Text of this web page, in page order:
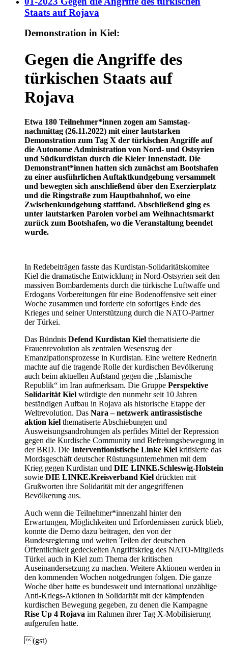
Staats auf Rojava
Demonstration in Kiel:
Gegen die Angriffe des
türkischen Staats auf
Rojava
Etwa 180 Teilnehmer*innen zogen am Samstag-
nachmittag (26.11.2022) mit einer lautstarken
Demonstration zum Tag X der türkischen Angriffe auf
die Autonome Administration von Nord- und Ostsyrien
und Südkurdistan durch die Kieler Innenstadt. Die
Demonstrant*innen hatten sich zunächst am Bootshafen
zu einer ausführlichen Auftaktkundgebung versammelt
und bewegten sich anschließend über den Exerzierplatz
und die Ringstraße zum Hauptbahnhof, wo eine
Zwischenkundgebung stattfand. Abschließend ging es
unter lautstarken Parolen vorbei am Weihnachtsmarkt
zurück zum Bootshafen, wo die Veranstaltung beendet
wurde.
In Redebeiträgen fasste das Kurdistan-Solidaritätskomitee
Kiel die dramatische Entwicklung in Nord-Ostsyrien seit den
massiven Bombardements durch die türkische Luftwaffe und
Erdogans Vorbereitungen für eine Bodenoffensive seit einer
Woche zusammen und forderte ein sofortiges Ende des
Krieges und seiner Unterstützung durch die NATO-Partner
der Türkei.
Das Bündnis Defend Kurdistan Kiel thematisierte die
Frauenrevolution als zentralen Wesenszug der
Emanzipationsprozesse in Kurdistan. Eine weitere Rednerin
machte auf die tragende Rolle der kurdischen Bevölkerung
auch beim aktuellen Aufstand gegen die „Islamische
Republik“ im Iran aufmerksam. Die Gruppe Perspektive
Solidarität Kiel würdigte den nunmehr seit 10 Jahren
beständigen Aufbau in Rojava als historische Etappe der
Weltrevolution. Das Nara – netzwerk antirassistische
aktion kiel thematiserte Abschiebungen und
Ausweisungsandrohungen als perfides Mittel der Repression
gegen die Kurdische Community und Befreiungsbewegung in
der BRD. Die Interventionistische Linke Kiel kritisierte das
Mordsgeschäft deutscher Rüstungsunternehmen mit dem
Krieg gegen Kurdistan und DIE LINKE.Schleswig-Holstein
sowie DIE LINKE.Kreisverband Kiel drückten mit
Grußworten ihre Solidarität mit der angegriffenen
Bevölkerung aus.
Auch wenn die Teilnehmer*innenzahl hinter den
Erwartungen, Möglichkeiten und Erfordernissen zurück blieb,
konnte die Demo dazu beitragen, den von der
Bundesregierung und weiten Teilen der deutschen
Öffentlichkeit gedeckelten Angriffskrieg des NATO-Mitglieds
Türkei auch in Kiel zum Thema der kritischen
Auseinandersetzung zu machen. Weitere Aktionen werden in
den kommenden Wochen notgedrungen folgen. Die ganze
Woche über hatte es bundesweit und international unzählige
Anti-Kriegs-Aktionen in Solidarität mit der kämpfenden
kurdischen Bewegung gegeben, zu denen die Kampagne
Rise Up 4 Rojava im Rahmen ihrer Tag X-Mobilisierung
aufgerufen hatte.
(gst)